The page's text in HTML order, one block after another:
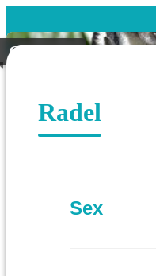
Geplaatst
Radel
Sex